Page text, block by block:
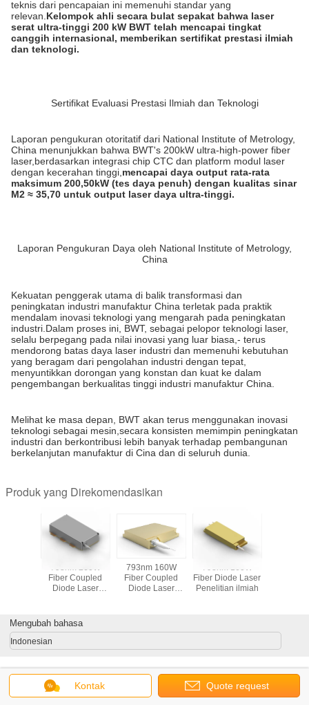
teknis dari pencapaian ini memenuhi standar yang
relevan. Kelompok ahli secara bulat sepakat bahwa laser
serat ultra-tinggi 200 kW BWT telah mencapai tingkat
canggih internasional, memberikan sertifikat prestasi ilmiah
dan teknologi.
Sertifikat Evaluasi Prestasi Ilmiah dan Teknologi
Laporan pengukuran otoritatif dari National Institute of Metrology,
China menunjukkan bahwa BWT's 200kW ultra-high-power fiber
laser,berdasarkan integrasi chip CTC dan platform modul laser
dengan kecerahan tinggi, mencapai daya output rata-rata
maksimum 200,50kW (tes daya penuh) dengan kualitas sinar
M2 ≈ 35,70 untuk output laser daya ultra-tinggi.
Laporan Pengukuran Daya oleh National Institute of Metrology,
China
Kekuatan penggerak utama di balik transformasi dan
peningkatan industri manufaktur China terletak pada praktik
mendalam inovasi teknologi yang mengarah pada peningkatan
industri.Dalam proses ini, BWT, sebagai pelopor teknologi laser,
selalu berpegang pada nilai inovasi yang luar biasa,- terus
mendorong batas daya laser industri dan memenuhi kebutuhan
yang beragam dari pengolahan industri dengan tepat,
menyuntikkan dorongan yang konstan dan kuat ke dalam
pengembangan berkualitas tinggi industri manufaktur China.
Melihat ke masa depan, BWT akan terus menggunakan inovasi
teknologi sebagai mesin,secara konsisten memimpin peningkatan
industri dan berkontribusi lebih banyak terhadap pembangunan
berkelanjutan manufaktur di Cina dan di seluruh dunia.
Produk yang Direkomendasikan
Fiber Coupled
Diode Laser
793nm 160W
Fiber Coupled
Diode Laser
Fiber Diode Laser
Penelitian ilmiah
Kontak Quote request
Mengubah bahasa
Indonesian